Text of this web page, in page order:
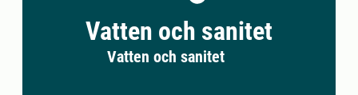
Vatten och sanitet
Vatten och sanitet